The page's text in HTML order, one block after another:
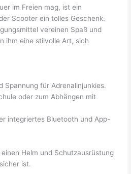
im Freien mag, ist ein
Scooter ein tolles Geschenk.
vereinen Spaß und
ihm eine stilvolle Art, sich
Spannung für Adrenalinjunkies.
oder zum Abhängen mit
integriertes Bluetooth und App-
Helm und Schutzausrüstung
ist.